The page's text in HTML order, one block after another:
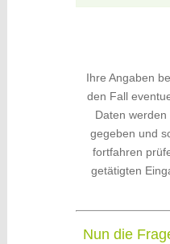
Ihre Angaben
den Fall
Daten
gegeben und
fortfahren
getätigten
Nun die